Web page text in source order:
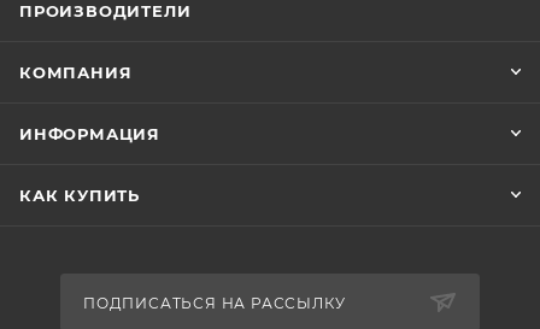
ПРОИЗВОДИТЕЛИ
КОМПАНИЯ
ИНФОРМАЦИЯ
КАК КУПИТЬ
ПОДПИСАТЬСЯ НА РАССЫЛКУ